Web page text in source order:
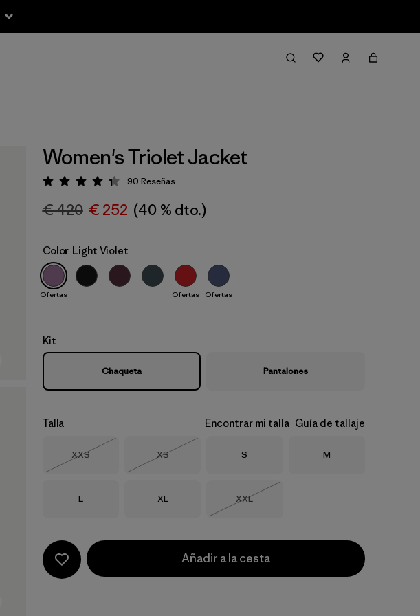
Women's Triolet Jacket
Puntuación: 4.3 / 5
90 Reseñas
€ 420 € 252 (40 % dto.)
Color Light Violet
Ofertas Ofertas Ofertas
Kit
Chaqueta Pantalones
Talla Encontrar mi talla Guía de tallaje
Talla
XXS
Talla
XS
Talla
S Talla
M
Talla
L Talla
XL Talla
XXL
Añadir a la cesta